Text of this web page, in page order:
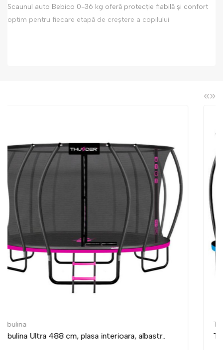
Scaunul auto Bebico 0-36 kg oferă protecție fiabilă și confort
optim pentru fiecare etapă de creștere a copilului
«»
Trambulina Ultra 435 cm, plasa interioara,